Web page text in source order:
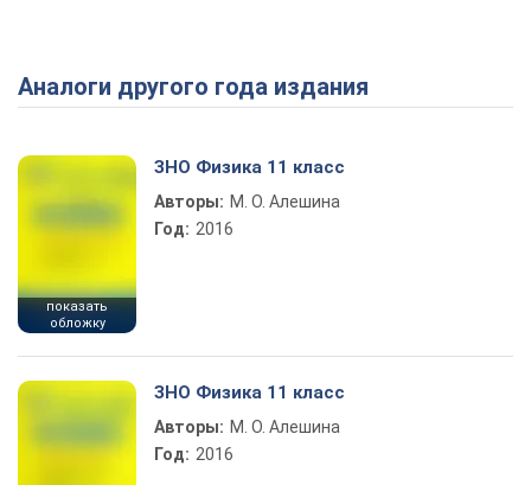
Play Video
Аналоги другого года издания
показать
обложку
ЗНО Физика 11 класс
Авторы: М. О. Алешина
Год: 2016
ЗНО Физика 11 класс
Авторы: М. О. Алешина
Год: 2016